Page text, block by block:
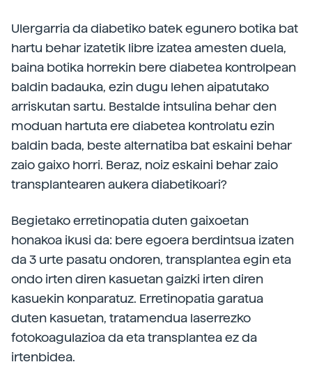
Ulergarria da diabetiko batek egunero botika bat
hartu behar izatetik libre izatea amesten duela,
baina botika horrekin bere diabetea kontrolpean
baldin badauka, ezin dugu lehen aipatutako
arriskutan sartu. Bestalde intsulina behar den
moduan hartuta ere diabetea kontrolatu ezin
baldin bada, beste alternatiba bat eskaini behar
zaio gaixo horri. Beraz, noiz eskaini behar zaio
transplantearen aukera diabetikoari?
Begietako erretinopatia duten gaixoetan
honakoa ikusi da: bere egoera berdintsua izaten
da 3 urte pasatu ondoren, transplantea egin eta
ondo irten diren kasuetan gaizki irten diren
kasuekin konparatuz. Erretinopatia garatua
duten kasuetan, tratamendua laserrezko
fotokoagulazioa da eta transplantea ez da
irtenbidea.